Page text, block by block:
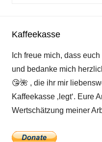
Kaffeekasse
Ich freue mich, dass
und bedanke mich
😘🌺 , die ihr mir
Kaffeekasse ‚legt‘. Eure
Wertschätzung meiner